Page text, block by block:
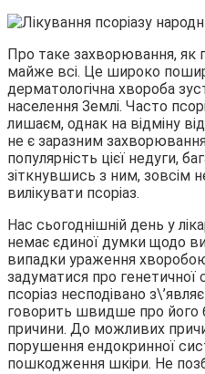
Про таке захворювання, як
майже всі. Це широко
дерматологічна хвороба
населення Землі. Часто
лишаєм, однак на відміну
не є заразним
популярність цієї недуги,
зіткнувшись з ним, зовсім
вилікувати псоріаз.
Нас сьогоднішній день у
немає єдиної думки щодо
випадки ураження
задуматися про генетичної
псоріаз несподівано
говорить швидше про його
причини. До можливих
порушення ендокринної
пошкодження шкіри. Не